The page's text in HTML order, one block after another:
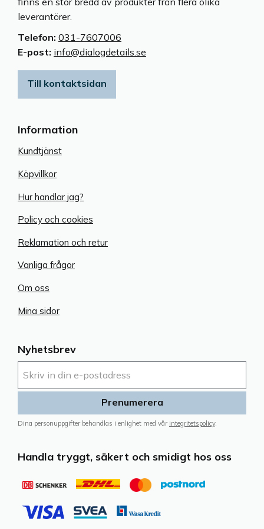
Nyhetsbrev
Prenumerera
Dina personuppgifter behandlas i enlighet med vår integritetspolicy.
Handla tryggt, säkert och smidigt hos oss
Information
Kundtjänst
Köpvillkor
Hur handlar jag?
Policy och cookies
Reklamation och retur
Vanliga frågor
Om oss
Mina sidor
leverantörer.
Telefon: 031-7607006
E-post: info@dialogdetails.se
Till kontaktsidan